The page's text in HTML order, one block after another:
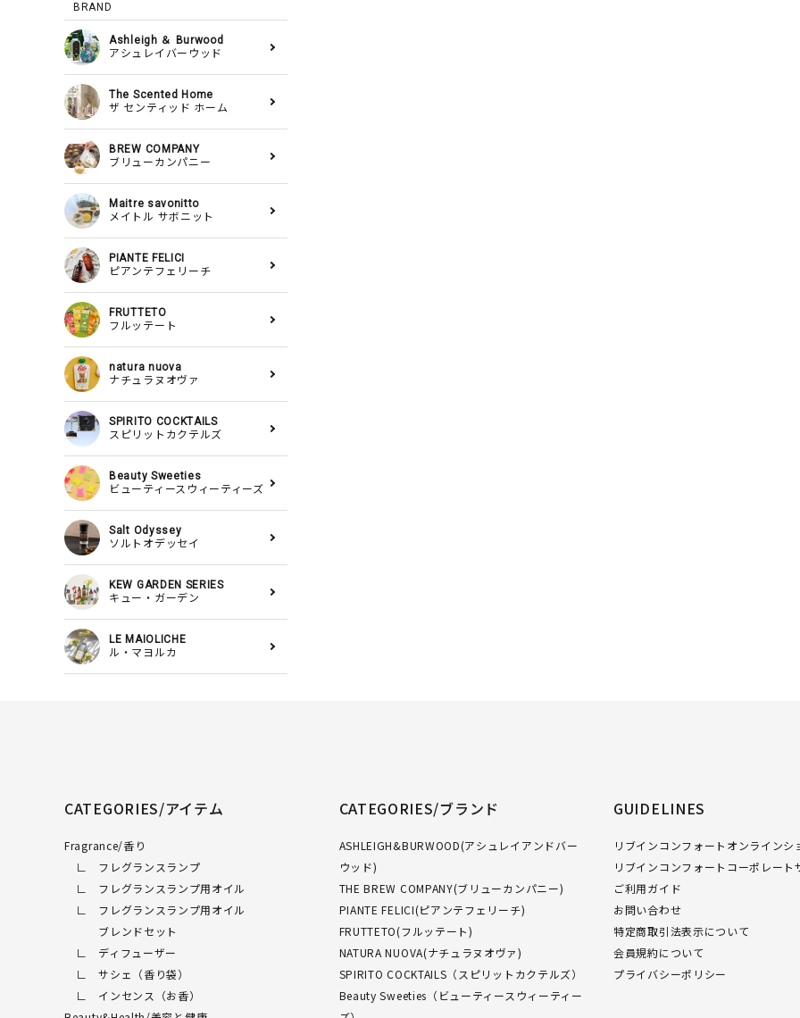
BRAND
Ashleigh ＆ Burwood
アシュレイバーウッド
The Scented Home
ザ センティッド ホーム
BREW COMPANY
ブリューカンパニー
Maitre savonitto
メイトル サボニット
PIANTE FELICI
ピアンテフェリーチ
FRUTTETO
フルッテート
natura nuova
ナチュラヌオヴァ
SPIRITO COCKTAILS
スピリットカクテルズ
Beauty Sweeties
ビューティースウィーティーズ
Salt Odyssey
ソルトオデッセイ
KEW GARDEN SERIES
キュー・ガーデン
LE MAIOLICHE
ル・マヨルカ
CATEGORIES/アイテム
Fragrance/香り
∟ フレグランスランプ
∟ フレグランスランプ用オイル
∟ フレグランスランプ用オイル
ブレンドセット
∟ ディフューザー
∟ サシェ（香り袋）
∟ インセンス（お香）
CATEGORIES/ブランド
ASHLEIGH&BURWOOD(アシュレイアンドバー
ウッド)
THE BREW COMPANY(ブリューカンパニー)
PIANTE FELICI(ピアンテフェリーチ)
FRUTTETO(フルッテート)
NATURA NUOVA(ナチュラヌオヴァ)
SPIRITO COCKTAILS（スピリットカクテルズ）
Beauty Sweeties（ビューティースウィーティー
GUIDELINES
リブインコンフォートオンラインシ
リブインコンフォートコーポレート
ご利用ガイド
お問い合わせ
特定商取引法表示について
会員規約について
プライバシーポリシー